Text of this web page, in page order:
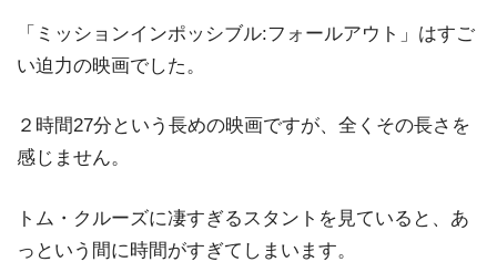
「ミッションインポッシブル:フォールアウト」はすご
い迫力の映画でした。
２時間27分という長めの映画ですが、全くその長さを
感じません。
トム・クルーズに凄すぎるスタントを見ていると、あ
っという間に時間がすぎてしまいます。